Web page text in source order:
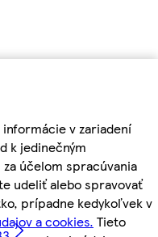
v zariadení
k jedinečným
účelom spracúvania
udeliť alebo spravovať
prípadne kedykoľvek v
a cookies. Tieto